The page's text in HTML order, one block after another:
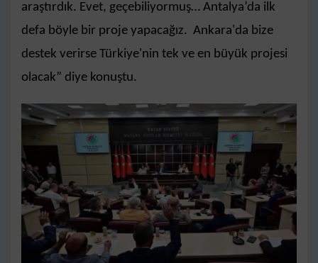
araştırdık. Evet, geçebiliyormuş… Antalya’da ilk
defa böyle bir proje yapacağız. Ankara'da bize
destek verirse Türkiye'nin tek ve en büyük projesi
olacak” diye konuştu.